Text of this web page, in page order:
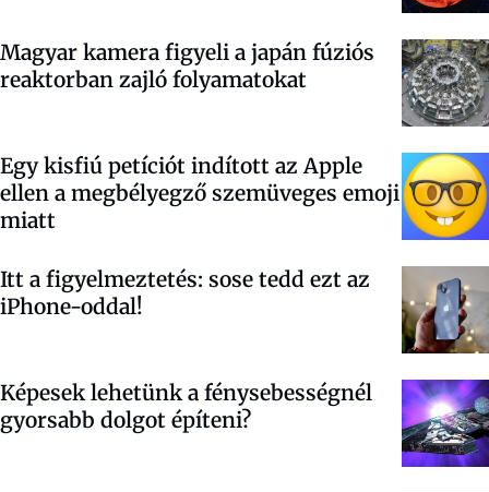
Magyar kamera figyeli a japán fúziós
reaktorban zajló folyamatokat
Egy kisfiú petíciót indított az Apple
ellen a megbélyegző szemüveges emoji
miatt
Itt a figyelmeztetés: sose tedd ezt az
iPhone-oddal!
Képesek lehetünk a fénysebességnél
gyorsabb dolgot építeni?